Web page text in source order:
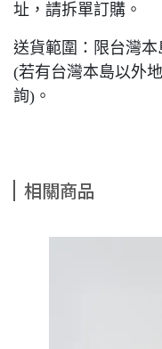
址，請拆單訂購。
送貨範圍：限台灣本
(若有台灣本島以外
詢)。
相關商品